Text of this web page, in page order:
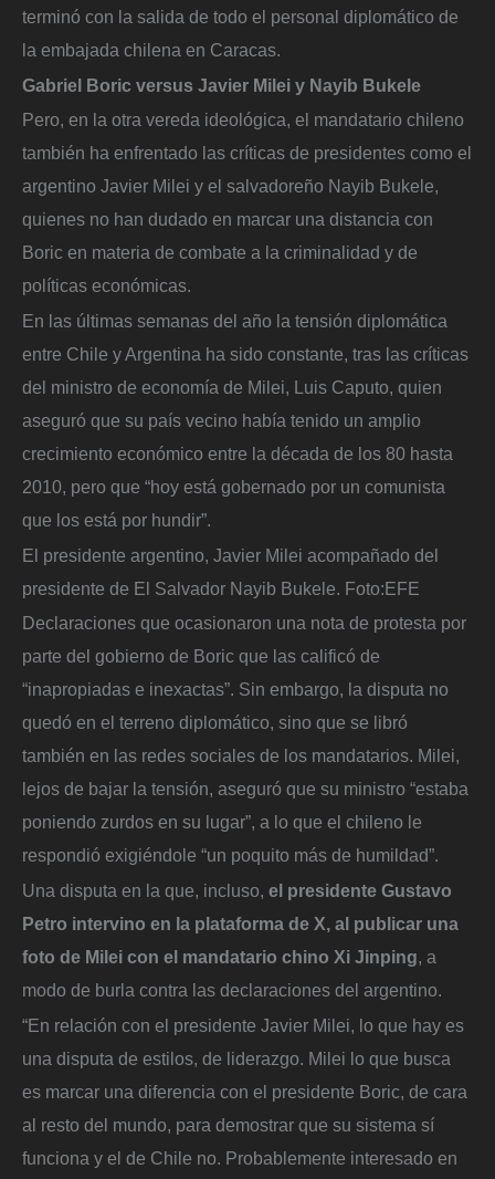
terminó con la salida de todo el personal diplomático de
la embajada chilena en Caracas.
Gabriel Boric versus Javier Milei y Nayib Bukele
Pero, en la otra vereda ideológica, el mandatario chileno
también ha enfrentado las críticas de presidentes como el
argentino Javier Milei y el salvadoreño Nayib Bukele,
quienes no han dudado en marcar una distancia con
Boric en materia de combate a la criminalidad y de
políticas económicas.
En las últimas semanas del año la tensión diplomática
entre Chile y Argentina ha sido constante, tras las críticas
del ministro de economía de Milei, Luis Caputo, quien
aseguró que su país vecino había tenido un amplio
crecimiento económico entre la década de los 80 hasta
2010, pero que “hoy está gobernado por un comunista
que los está por hundir”.
El presidente argentino, Javier Milei acompañado del
presidente de El Salvador Nayib Bukele. Foto:EFE
Declaraciones que ocasionaron una nota de protesta por
parte del gobierno de Boric que las calificó de
“inapropiadas e inexactas”. Sin embargo, la disputa no
quedó en el terreno diplomático, sino que se libró
también en las redes sociales de los mandatarios. Milei,
lejos de bajar la tensión, aseguró que su ministro “estaba
poniendo zurdos en su lugar”, a lo que el chileno le
respondió exigiéndole “un poquito más de humildad”.
Una disputa en la que, incluso, el presidente Gustavo
Petro intervino en la plataforma de X, al publicar una
foto de Milei con el mandatario chino Xi Jinping, a
modo de burla contra las declaraciones del argentino.
“En relación con el presidente Javier Milei, lo que hay es
una disputa de estilos, de liderazgo. Milei lo que busca
es marcar una diferencia con el presidente Boric, de cara
al resto del mundo, para demostrar que su sistema sí
funciona y el de Chile no. Probablemente interesado en